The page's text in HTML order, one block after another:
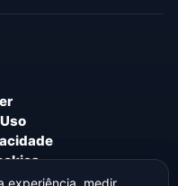
experiência, medir